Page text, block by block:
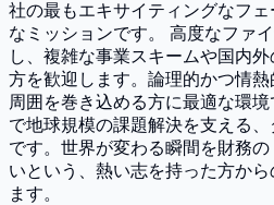
社の最もエキサイティングなフ
なミッションです。 高度なファ
し、複雑な事業スキームや国内
方を歓迎します。論理的かつ情
周囲を巻き込める方に最適な環
で地球規模の課題解決を支える
です。世界が変わる瞬間を財務
いという、熱い志を持った方か
ます。